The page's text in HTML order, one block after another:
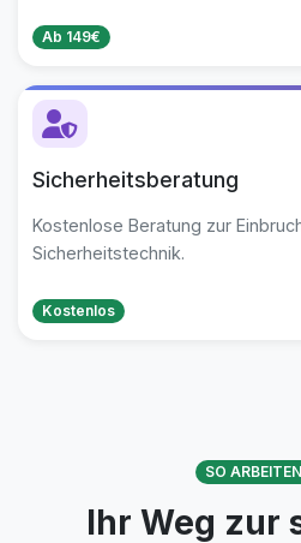
Ab 149€
Sicherheitsberatung
Kostenlose Beratung zur
Sicherheitstechnik.
Kostenlos
SO
Ihr Weg zur